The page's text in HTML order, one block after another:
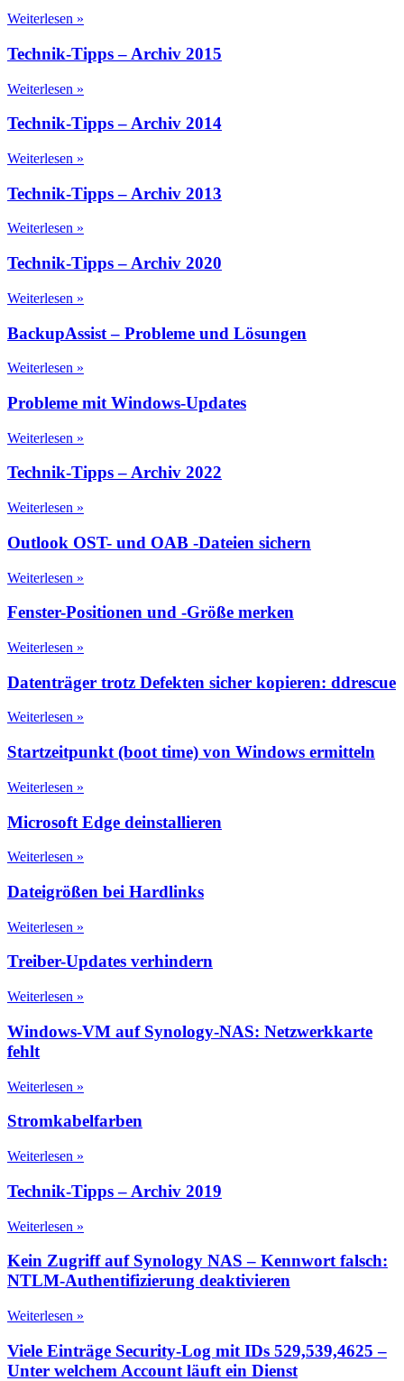
Weiterlesen »
Technik-Tipps – Archiv 2015
Weiterlesen »
Technik-Tipps – Archiv 2014
Weiterlesen »
Technik-Tipps – Archiv 2013
Weiterlesen »
Technik-Tipps – Archiv 2020
Weiterlesen »
BackupAssist – Probleme und Lösungen
Weiterlesen »
Probleme mit Windows-Updates
Weiterlesen »
Technik-Tipps – Archiv 2022
Weiterlesen »
Outlook OST- und OAB -Dateien sichern
Weiterlesen »
Fenster-Positionen und -Größe merken
Weiterlesen »
Datenträger trotz Defekten sicher kopieren: ddrescue
Weiterlesen »
Startzeitpunkt (boot time) von Windows ermitteln
Weiterlesen »
Microsoft Edge deinstallieren
Weiterlesen »
Dateigrößen bei Hardlinks
Weiterlesen »
Treiber-Updates verhindern
Weiterlesen »
Windows-VM auf Synology-NAS: Netzwerkkarte
fehlt
Weiterlesen »
Stromkabelfarben
Weiterlesen »
Technik-Tipps – Archiv 2019
Weiterlesen »
Kein Zugriff auf Synology NAS – Kennwort falsch:
NTLM-Authentifizierung deaktivieren
Weiterlesen »
Viele Einträge Security-Log mit IDs 529,539,4625 –
Unter welchem Account läuft ein Dienst